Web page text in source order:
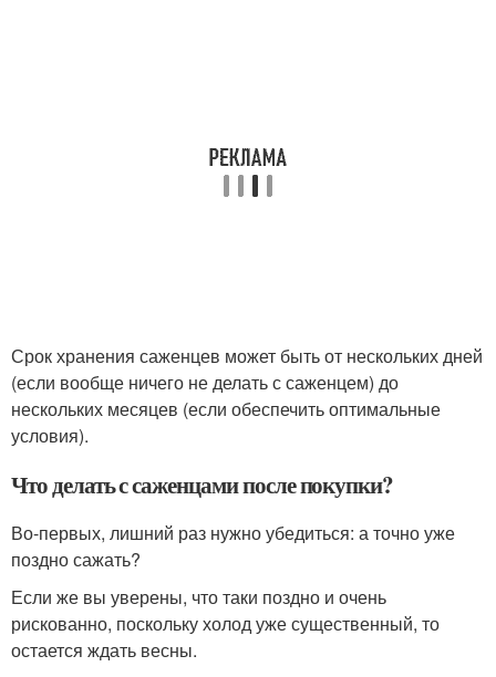
Срок хранения саженцев может быть от нескольких дней
(если вообще ничего не делать с саженцем) до
нескольких месяцев (если обеспечить оптимальные
условия).
Что делать с саженцами после покупки?
Во-первых, лишний раз нужно убедиться: а точно уже
поздно сажать?
Если же вы уверены, что таки поздно и очень
рискованно, поскольку холод уже существенный, то
остается ждать весны.